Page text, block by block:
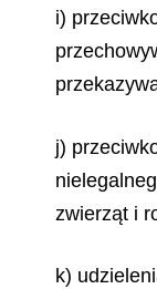
i)
j)
zwierząt i
k)